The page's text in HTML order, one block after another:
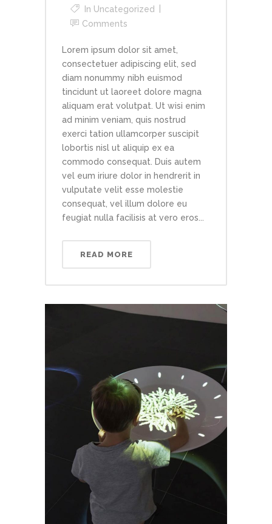
In Uncategorized
Comments
Lorem ipsum dolor sit amet,
consectetuer adipiscing elit, sed
diam nonummy nibh euismod
tincidunt ut laoreet dolore magna
aliquam erat volutpat. Ut wisi enim
ad minim veniam, quis nostrud
exerci tation ullamcorper suscipit
lobortis nisl ut aliquip ex ea
commodo consequat. Duis autem
vel eum iriure dolor in hendrerit in
vulputate velit esse molestie
consequat, vel illum dolore eu
feugiat nulla facilisis at vero eros...
READ MORE